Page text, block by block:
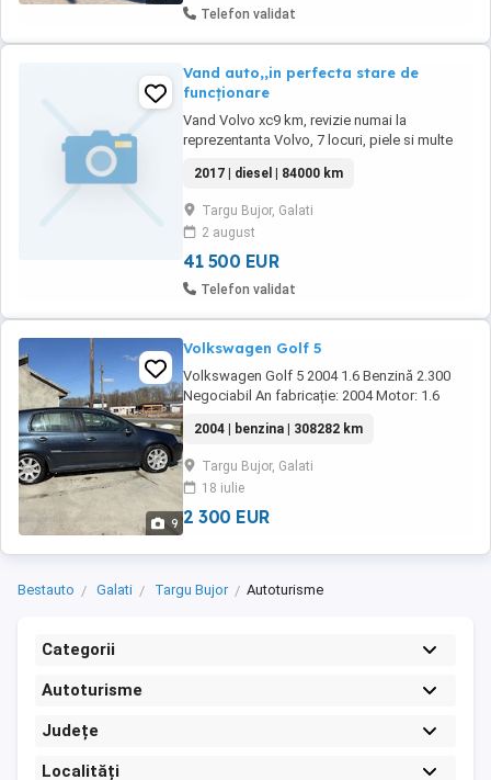
Telefon validat
Vand auto,,in perfecta stare de
funcționare
Vand Volvo xc9 km, revizie numai la
reprezentanta Volvo, 7 locuri, piele si multe
2017 | diesel | 84000 km
Targu Bujor, Galati
2 august
41 500 EUR
Telefon validat
9
Volkswagen Golf 5
Volkswagen Golf 5 2004 1.6 Benzină 2.300
Negociabil An fabricație: 2004 Motor: 1.6
Kilometraj: 308.282 km Fără martori aprinși în
bord Motor și cutie funcționează bine Preț:
2.300 negociabil Mașina se prezintă și
funcționează bine pentru ...
2004 | benzina | 308282 km
Targu Bujor, Galati
18 iulie
2 300 EUR
Bestauto Galati Targu Bujor Autoturisme
Categorii
Autoturisme
Județe
Localități